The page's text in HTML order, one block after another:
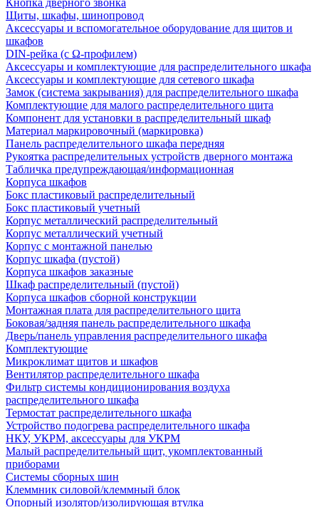
Кнопка дверного звонка
Щиты, шкафы, шинопровод
Аксессуары и вспомогательное оборудование для щитов и
шкафов
DIN-рейка (с Ω-профилем)
Аксессуары и комплектующие для распределительного шкафа
Аксессуары и комплектующие для сетевого шкафа
Замок (система закрывания) для распределительного шкафа
Комплектующие для малого распределительного щита
Компонент для установки в распределительный шкаф
Материал маркировочный (маркировка)
Панель распределительного шкафа передняя
Рукоятка распределительных устройств дверного монтажа
Табличка предупреждающая/информационная
Корпуса шкафов
Бокс пластиковый распределительный
Бокс пластиковый учетный
Корпус металлический распределительный
Корпус металлический учетный
Корпус с монтажной панелью
Корпус шкафа (пустой)
Корпуса шкафов заказные
Шкаф распределительный (пустой)
Корпуса шкафов сборной конструкции
Монтажная плата для распределительного щита
Боковая/задняя панель распределительного шкафа
Дверь/панель управления распределительного шкафа
Комплектующие
Микроклимат щитов и шкафов
Вентилятор распределительного шкафа
Фильтр системы кондиционирования воздуха
распределительного шкафа
Термостат распределительного шкафа
Устройство подогрева распределительного шкафа
НКУ, УКРМ, аксессуары для УКРМ
Малый распределительный щит, укомплектованный
приборами
Системы сборных шин
Клеммник силовой/клеммный блок
Опорный изолятор/изолирующая втулка